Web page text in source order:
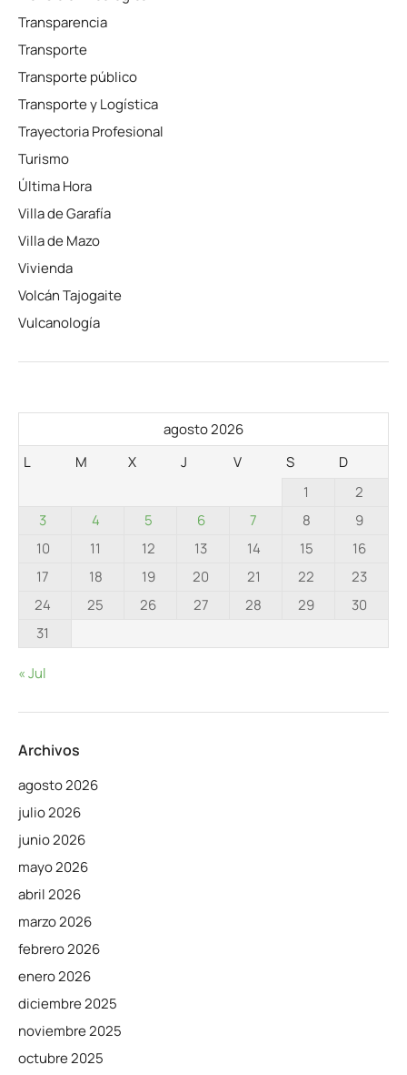
Transparencia
Transporte
Transporte público
Transporte y Logística
Trayectoria Profesional
Turismo
Última Hora
Villa de Garafía
Villa de Mazo
Vivienda
Volcán Tajogaite
Vulcanología
agosto 2026
L
M X J V S
D
1
2
3
4 5 6 7 8
9
10
11 12 13 14 15
16
17
18 19 20 21 22
23
24
25 26 27 28 29
30
31
« Jul
Archivos
agosto 2026
julio 2026
junio 2026
mayo 2026
abril 2026
marzo 2026
febrero 2026
enero 2026
diciembre 2025
noviembre 2025
octubre 2025